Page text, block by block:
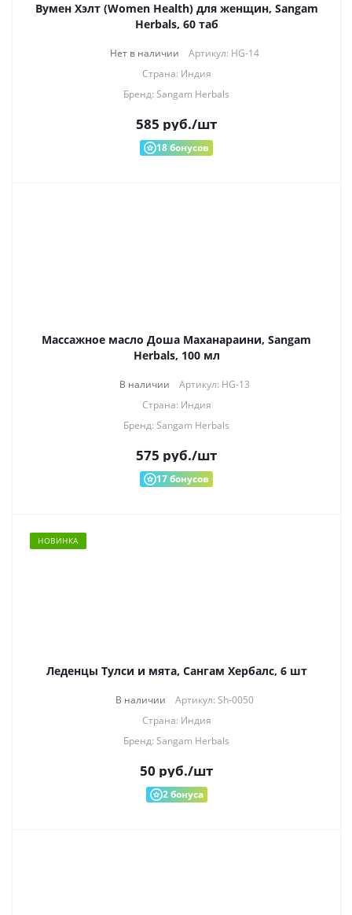
Вумен Хэлт (Women Health) для женщин, Sangam
Herbals, 60 таб
Нет в наличии
Артикул: HG-14
Страна: Индия
Бренд: Sangam Herbals
585 руб./шт
18бонусов
Массажное масло Доша Маханараини, Sangam
Herbals, 100 мл
В наличии
Артикул: HG-13
Страна: Индия
Бренд: Sangam Herbals
575 руб./шт
17бонусов
НОВИНКА
Леденцы Тулси и мята, Сангам Хербалс, 6 шт
В наличии
Артикул: Sh-0050
Страна: Индия
Бренд: Sangam Herbals
50 руб./шт
2бонуса